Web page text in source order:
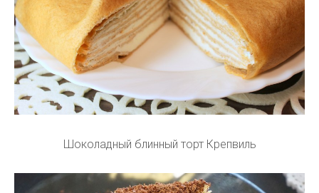
Шоколадный блинный торт Крепвиль